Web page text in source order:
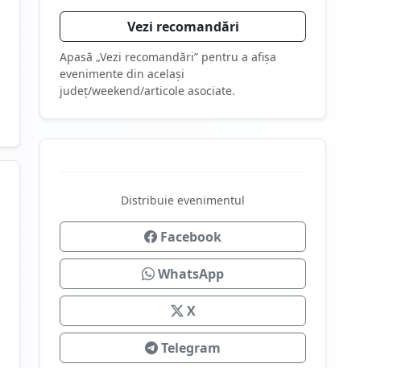
Vezi recomandări
Apasă „Vezi recomandări” pentru a afișa
evenimente din același
județ/weekend/articole asociate.
Distribuie evenimentul
Facebook
WhatsApp
X
Telegram